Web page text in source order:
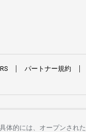
パートナー規約
具体的には、 オープンさ れた